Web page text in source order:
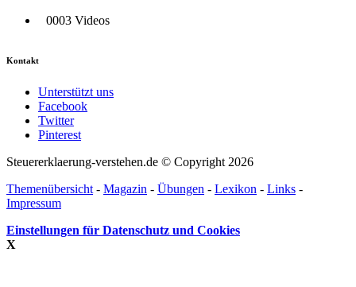
0003 Videos
Kontakt
Unterstützt uns
Facebook
Twitter
Pinterest
Steuererklaerung-verstehen.de © Copyright 2026
Themenübersicht - Magazin - Übungen - Lexikon - Links -
Impressum
Einstellungen für Datenschutz und Cookies
X